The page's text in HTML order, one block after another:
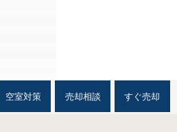
実績
空室対策 売却相談 すぐ売却